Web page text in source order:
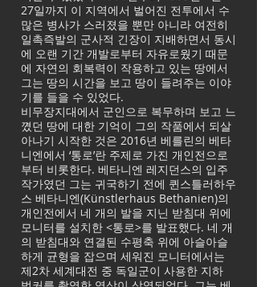
27일까지 이 지역에서 벌어진 전투에서 수
많은 병사가 스러졌을 뿐만 아니라 여전히
일촉즉발의 군사적 긴장이 지배하면서 동시
에 오랜 기간 개발로부터 자유로웠기 때문
에 자연의 회복력이 작용하고 있는 땅에서
그는 땅의 시간을 보고 땅이 들려주는 이야
기를 들을 수 있었다.
비무장지대에서 군인으로 복무하며 보고 느
꼈던 땅에 대한 기억이 그의 작품에서 되살
아나기 시작한 것은 2016년 베를린의 베타
니엔에서 ‘통로’란 주제로 가진 개인전으로
부터 비롯한다. 베타니엔 레지던스의 입주
작가였던 그는 귀국하기 전에 퀸스틀러하우
스 베타니엔(Künstlerhaus Bethanien)의
개인전에서 네 개의 발을 지닌 받침대 위에
모니터를 설치한 <통로>를 발표했다. 네 개
의 받침대와 연결된 수평축 위에 아슬아슬
하게 균형을 잡으며 세워진 모니터에서는
제2차 세계대전 중 독일군이 사용한 지하